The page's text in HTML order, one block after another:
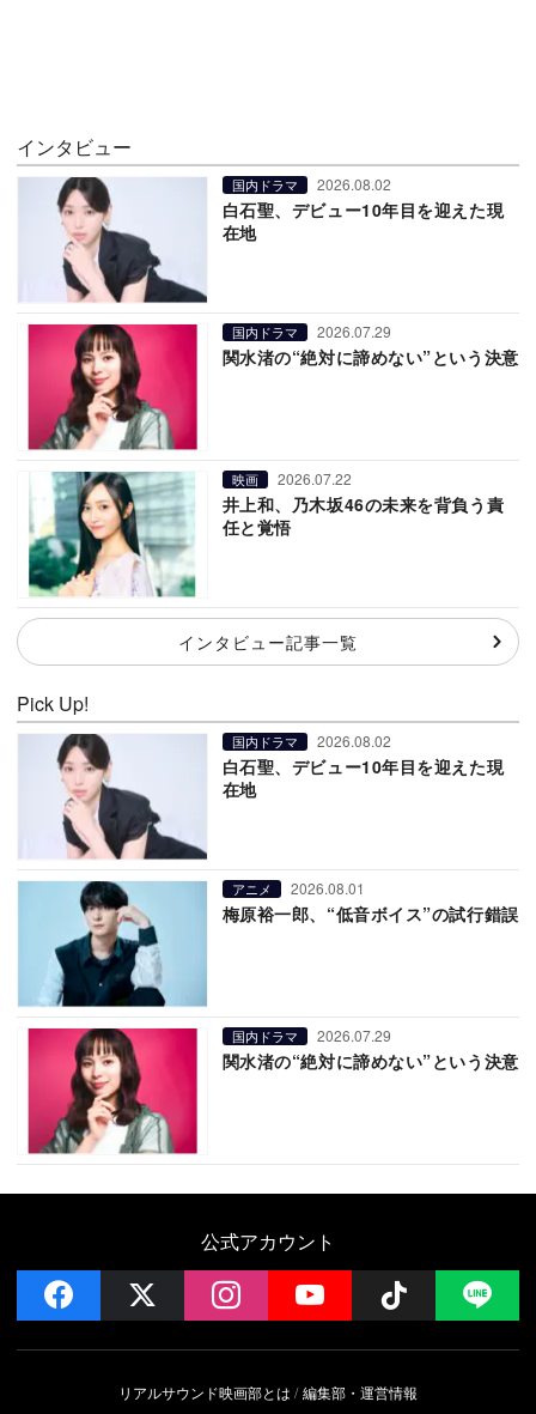
インタビュー
国内ドラマ 2026.08.02
白石聖、デビュー10年目を迎えた現
在地
国内ドラマ 2026.07.29
関水渚の“絶対に諦めない”という決意
映画 2026.07.22
井上和、乃木坂46の未来を背負う責
任と覚悟
インタビュー記事一覧
Pick Up!
国内ドラマ 2026.08.02
白石聖、デビュー10年目を迎えた現
在地
アニメ 2026.08.01
梅原裕一郎、“低音ボイス”の試行錯誤
国内ドラマ 2026.07.29
関水渚の“絶対に諦めない”という決意
公式アカウント
facebook instagramYouTube Follow
リアルサウンド映画部とは 編集部・運営情報